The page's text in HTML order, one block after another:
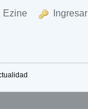
Ezine Ingresar